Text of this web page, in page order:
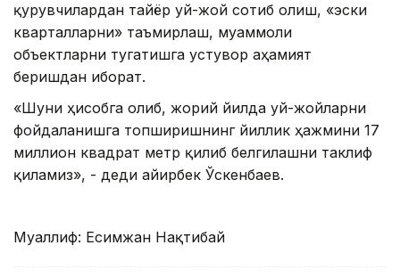
қурувчилардан тайёр уй-жой сотиб олиш, «эски
кварталларни» таъмирлаш, муаммоли
объектларни тугатишга устувор аҳамият
беришдан иборат.
«Шуни ҳисобга олиб, жорий йилда уй-жойларни
фойдаланишга топширишнинг йиллик ҳажмини 17
миллион квадрат метр қилиб белгилашни таклиф
қиламиз», - деди Қайирбек Ўскенбаев.
Муаллиф: Есимжан Нақтибай